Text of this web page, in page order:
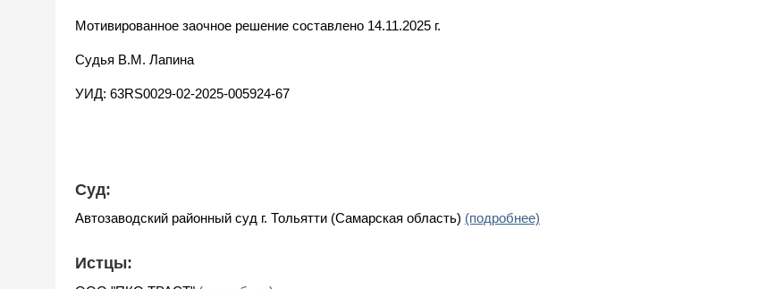
Мотивированное заочное решение составлено 14.11.2025 г.
Судья В.М. Лапина
УИД: 63RS0029-02-2025-005924-67
Суд:
Автозаводский районный суд г. Тольятти (Самарская область) (подробнее)
Истцы: